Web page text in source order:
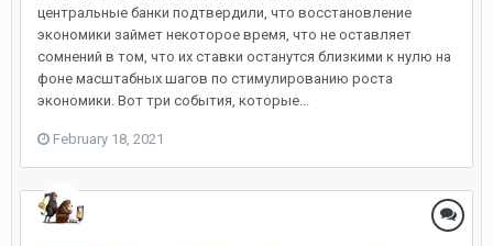
центральные банки подтвердили, что восстановление
экономики займет некоторое время, что не оставляет
сомнений в том, что их ставки останутся близкими к нулю на
фоне масштабных шагов по стимулированию роста
экономики. Вот три события, которые...
February 18, 2021